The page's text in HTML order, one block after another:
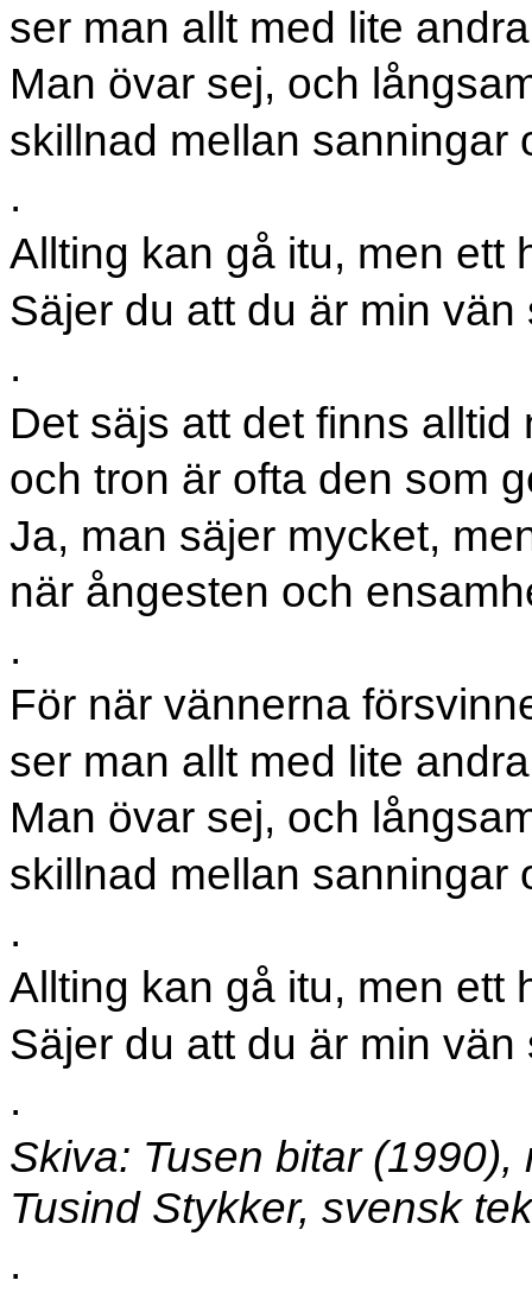
ser man allt med lite
Man övar sej, och
skillnad mellan sanningar
.
Allting kan gå itu, men ett
Säjer du att du är min
.
Det säjs att det finns
och tron är ofta den som
Ja, man säjer mycket,
när ångesten och
.
För när vännerna
ser man allt med lite
Man övar sej, och
skillnad mellan sanningar
.
Allting kan gå itu, men ett
Säjer du att du är min
.
Skiva: Tusen bitar
Tusind Stykker, svensk
.